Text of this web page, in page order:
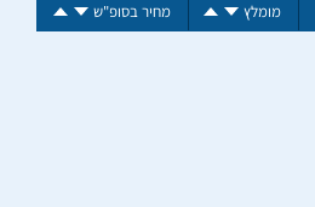
מומלץ מחיר בסופ"ש